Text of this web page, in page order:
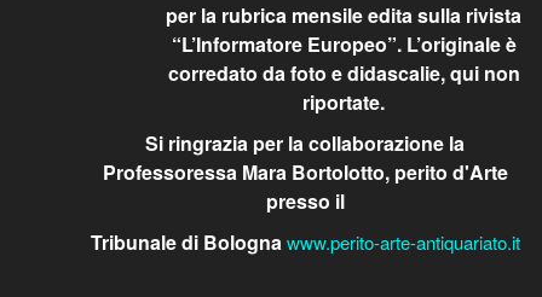
per la rubrica mensile edita sulla rivista
“L’Informatore Europeo”. L’originale è
corredato da foto e didascalie, qui non
riportate.
Si ringrazia per la collaborazione la
Professoressa Mara Bortolotto, perito d'Arte
presso il
Tribunale di Bolognawww.perito-arte-antiquariato.it